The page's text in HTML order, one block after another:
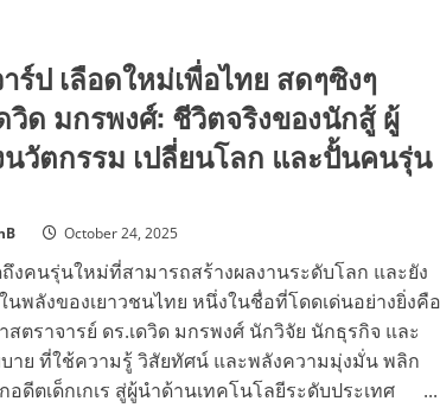
ร้อย
ล้าน
ไกร
อีสาน
ศิลป์”
เวที
เสียง
อลังการ
Soft
Power
หมอลำ
ดัง
ไกล
ทั่ว
โลก
ร์ป เลือดใหม่เพื่อไทย สดๆซิงๆ
วิด มกรพงศ์: ชีวิตจริงของนักสู้ ผู้
นวัตกรรม เปลี่ยนโลก และปั้นคนรุ่น
October 24, 2025
งคนรุ่นใหม่ที่สามารถสร้างผลงานระดับโลก และยัง
นพลังของเยาวชนไทย หนึ่งในชื่อที่โดดเด่นอย่างยิ่งคือ
สตราจารย์ ดร.เดวิด มกรพงศ์ นักวิจัย นักธุรกิจ และ
าย ที่ใช้ความรู้ วิสัยทัศน์ และพลังความมุ่งมั่น พลิก
อดีตเด็กเกเร สู่ผู้นำด้านเทคโนโลยีระดับประเทศ ...